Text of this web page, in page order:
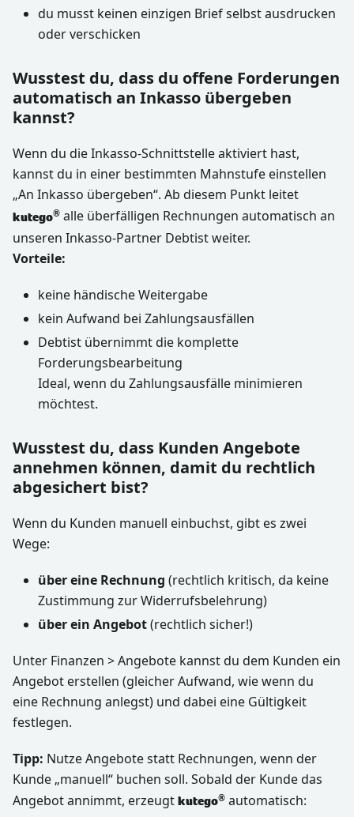
du musst keinen einzigen Brief selbst ausdrucken
oder verschicken
Wusstest du, dass du offene Forderungen
automatisch an Inkasso übergeben
kannst?
Wenn du die Inkasso-Schnittstelle aktiviert hast,
kannst du in einer bestimmten Mahnstufe einstellen
„An Inkasso übergeben“. Ab diesem Punkt leitet
kutego® alle überfälligen Rechnungen automatisch an
unseren Inkasso-Partner Debtist weiter.
Vorteile:
keine händische Weitergabe
kein Aufwand bei Zahlungsausfällen
Debtist übernimmt die komplette
Forderungsbearbeitung
Ideal, wenn du Zahlungsausfälle minimieren
möchtest.
Wusstest du, dass Kunden Angebote
annehmen können, damit du rechtlich
abgesichert bist?
Wenn du Kunden manuell einbuchst, gibt es zwei
Wege:
über eine Rechnung (rechtlich kritisch, da keine
Zustimmung zur Widerrufsbelehrung)
über ein Angebot(rechtlich sicher!)
Unter Finanzen > Angebote kannst du dem Kunden ein
Angebot erstellen (gleicher Aufwand, wie wenn du
eine Rechnung anlegst) und dabei eine Gültigkeit
festlegen.
Tipp: Nutze Angebote statt Rechnungen, wenn der
Kunde „manuell“ buchen soll. Sobald der Kunde das
Angebot annimmt, erzeugt kutego® automatisch: